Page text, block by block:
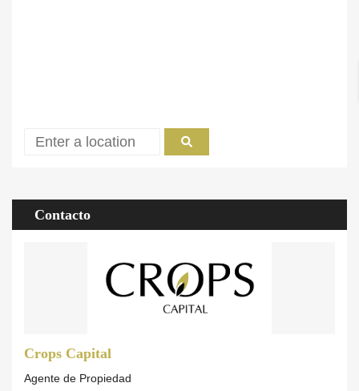
Contacto
Crops Capital
Agente de Propiedad